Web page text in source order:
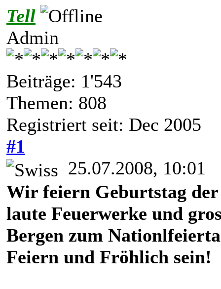
Tell
Admin
Beiträge: 1'543
Themen: 808
Registriert seit: Dec 2005
#1
25.07.2008, 10:01
Wir feiern Geburtstag
laute Feuerwerke und
Bergen zum
Feiern und Fröhlich sein!